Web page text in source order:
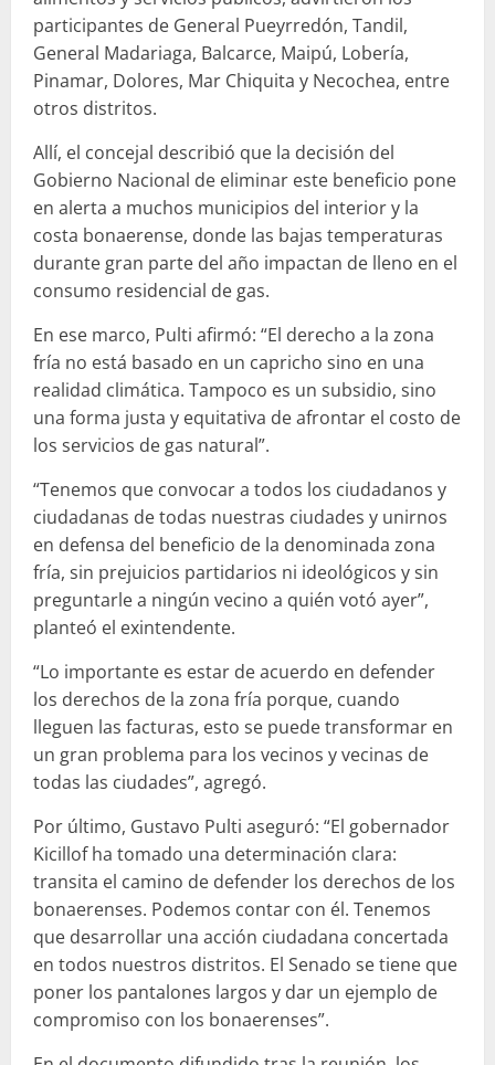
participantes de General Pueyrredón, Tandil,
General Madariaga, Balcarce, Maipú, Lobería,
Pinamar, Dolores, Mar Chiquita y Necochea, entre
otros distritos.
Allí, el concejal describió que la decisión del
Gobierno Nacional de eliminar este beneficio pone
en alerta a muchos municipios del interior y la
costa bonaerense, donde las bajas temperaturas
durante gran parte del año impactan de lleno en el
consumo residencial de gas.
En ese marco, Pulti afirmó: “El derecho a la zona
fría no está basado en un capricho sino en una
realidad climática. Tampoco es un subsidio, sino
una forma justa y equitativa de afrontar el costo de
los servicios de gas natural”.
“Tenemos que convocar a todos los ciudadanos y
ciudadanas de todas nuestras ciudades y unirnos
en defensa del beneficio de la denominada zona
fría, sin prejuicios partidarios ni ideológicos y sin
preguntarle a ningún vecino a quién votó ayer”,
planteó el exintendente.
“Lo importante es estar de acuerdo en defender
los derechos de la zona fría porque, cuando
lleguen las facturas, esto se puede transformar en
un gran problema para los vecinos y vecinas de
todas las ciudades”, agregó.
Por último, Gustavo Pulti aseguró: “El gobernador
Kicillof ha tomado una determinación clara:
transita el camino de defender los derechos de los
bonaerenses. Podemos contar con él. Tenemos
que desarrollar una acción ciudadana concertada
en todos nuestros distritos. El Senado se tiene que
poner los pantalones largos y dar un ejemplo de
compromiso con los bonaerenses”.